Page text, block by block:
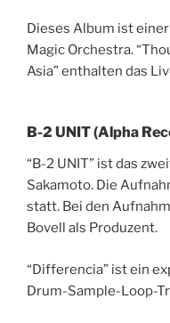
Dieses Album ist
Magic Orchestra.
Asia” enthalten das
B-2 UNIT (Alpha
“B-2 UNIT” ist das
Sakamoto. Die
statt. Bei den
Bovell als Produzent.
“Differencia” ist ein
Drum-Sample-Loop-